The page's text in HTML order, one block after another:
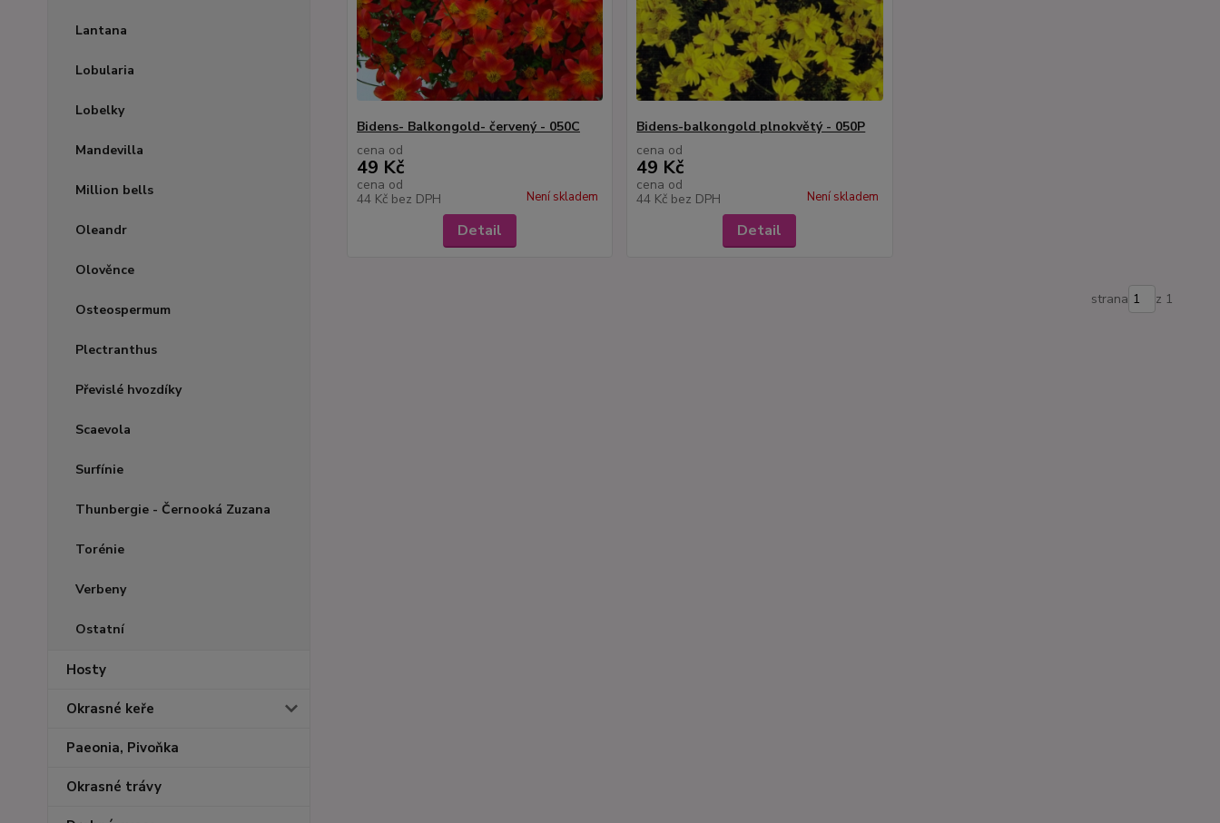
Lantana
Lobularia
Lobelky
Mandevilla
Million bells
Oleandr
Olověnce
Osteospermum
Plectranthus
Převislé hvozdíky
Scaevola
Surfínie
Thunbergie - Černooká Zuzana
Torénie
Verbeny
Ostatní
Hosty
Okrasné keře
Paeonia, Pivoňka
Okrasné trávy
Bidens- Balkongold- červený - 050C
cena od
49 Kč
cena od
44 Kč bez DPH Není skladem
Detail
Bidens-balkongold plnokvětý - 050P
cena od
49 Kč
cena od
44 Kč bez DPH Není skladem
Detail
strana z 1